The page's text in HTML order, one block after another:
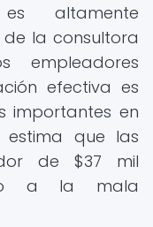
altamente
la consultora
empleadores
efectiva es
importantes en
estima que las
de $37 mil
a la mala